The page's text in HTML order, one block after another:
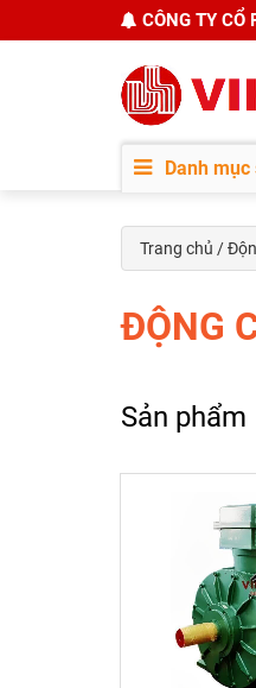
CÔNG TY CỔ
Danh
Trang chủ /
ĐỘNG
Sản phẩm